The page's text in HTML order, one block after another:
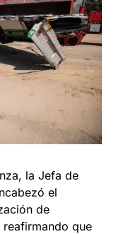
la Jefa de
el
de
que